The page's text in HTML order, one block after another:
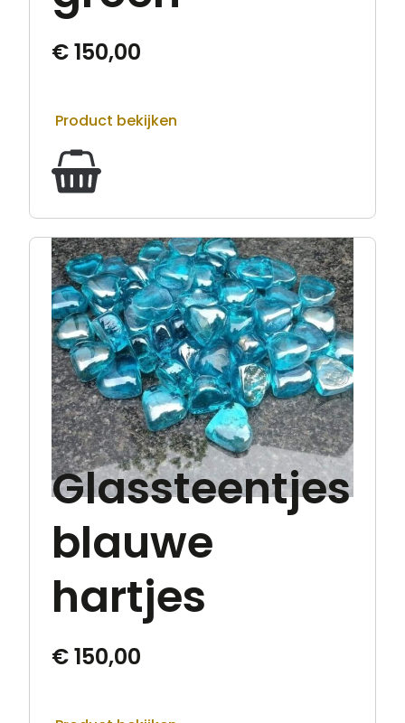
€150,00
Product bekijken
Glassteentjes
blauwe
hartjes
€150,00